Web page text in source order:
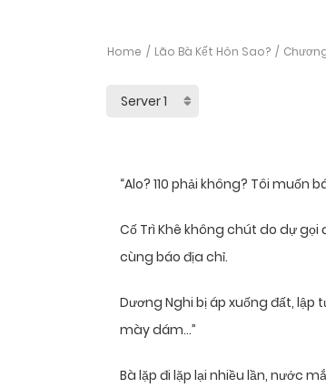
Home Lão Bà Kết Hôn Sao?
“Alo? 110 phải không? Tôi muốn
Cố Trì Khê không chút do dự
cùng báo địa chỉ.
Dương Nghi bị áp xuống đất, lập
mày dám…”
Bà lặp đi lặp lại nhiều lần, nước